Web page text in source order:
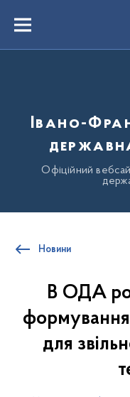
вмістуMenu
Івано-
Офіційний
Новини
В ОДА
для